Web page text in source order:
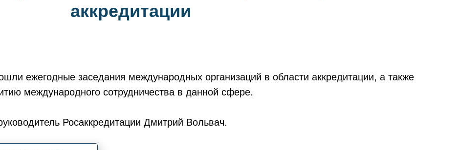
аккредитации
ежегодные заседания международных организаций в области аккредитации, а также
международного сотрудничества в данной сфере.
Росаккредитации Дмитрий Вольвач.